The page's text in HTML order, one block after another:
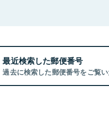
最近検索した郵便番号
過去に検索した郵便番号をご覧い